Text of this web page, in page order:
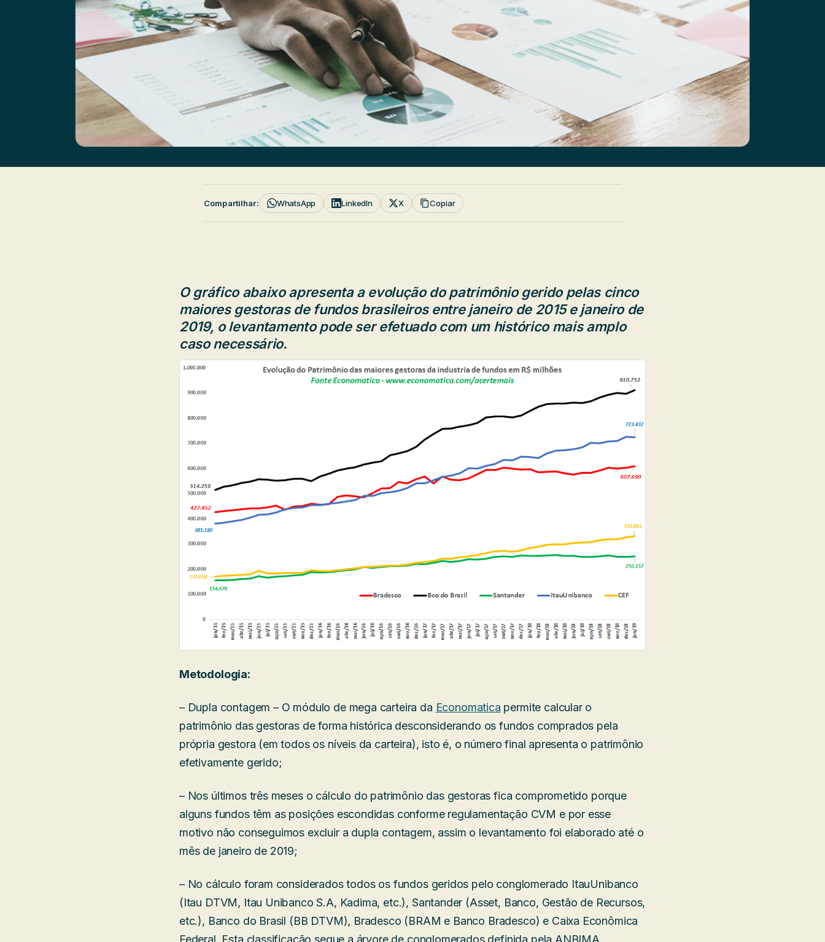
Compartilhar: WhatsApp LinkedIn X Copiar
O gráfico abaixo apresenta a evolução do patrimônio gerido pelas cinco
maiores gestoras de fundos brasileiros entre janeiro de 2015 e janeiro de
2019, o levantamento pode ser efetuado com um histórico mais amplo
caso necessário.
Metodologia:
– Dupla contagem – O módulo de mega carteira da Economatica permite calcular o
patrimônio das gestoras de forma histórica desconsiderando os fundos comprados pela
própria gestora (em todos os níveis da carteira), isto é, o número final apresenta o patrimônio
efetivamente gerido;
– Nos últimos três meses o cálculo do patrimônio das gestoras fica comprometido porque
alguns fundos têm as posições escondidas conforme regulamentação CVM e por esse
motivo não conseguimos excluir a dupla contagem, assim o levantamento foi elaborado até o
mês de janeiro de 2019;
– No cálculo foram considerados todos os fundos geridos pelo conglomerado ItauUnibanco
(Itau DTVM, Itau Unibanco S.A, Kadima, etc.), Santander (Asset, Banco, Gestão de Recursos,
etc.), Banco do Brasil (BB DTVM), Bradesco (BRAM e Banco Bradesco) e Caixa Econômica
Federal. Esta classificação segue a árvore de conglomerados definida pela ANBIMA.